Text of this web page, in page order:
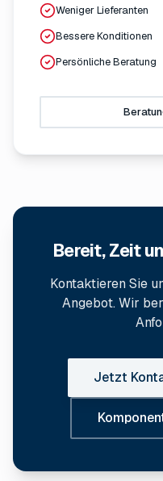
Weniger Lieferanten
Bessere Konditionen
Persönliche Beratung
Bereit, Zeit
Kontaktieren Sie
Angebot. Wir
Jetzt